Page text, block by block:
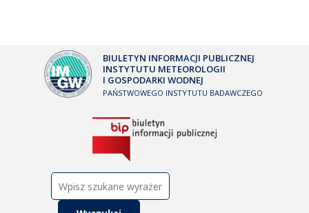
BIULETYN INFORMACJI PUBLICZNEJ
INSTYTUTU METEOROLOGII
I GOSPODARKI WODNEJ
PAŃSTWOWEGO INSTYTUTU BADAWCZEGO